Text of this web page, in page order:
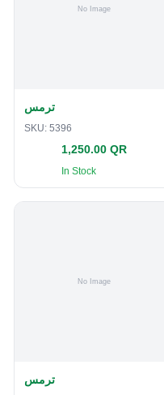
ترمس
SKU: 5396
1,250.00 QR
In Stock
ترمس